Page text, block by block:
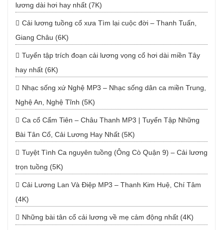
lương dài hơi hay nhất (7K)
Cải lương tuồng cổ xưa Tìm lại cuộc đời – Thanh Tuấn,
Giang Châu (6K)
Tuyển tập trích đoạn cải lương vọng cổ hơi dài miền Tây
hay nhất (6K)
Nhạc sống xứ Nghệ MP3 – Nhạc sống dân ca miền Trung,
Nghệ An, Nghệ Tĩnh (5K)
Ca cổ Cẩm Tiên – Châu Thanh MP3 | Tuyển Tập Những
Bài Tân Cổ, Cải Lương Hay Nhất (5K)
Tuyệt Tình Ca nguyên tuồng (Ông Cò Quận 9) – Cải lương
trọn tuồng (5K)
Cải Lương Lan Và Điệp MP3 – Thanh Kim Huệ, Chí Tâm
(4K)
Những bài tân cổ cải lương về mẹ cảm động nhất (4K)